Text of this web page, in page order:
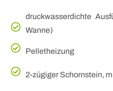
druckwasserdichte
Wanne)
Pelletheizung
2-zügiger Schornstein,